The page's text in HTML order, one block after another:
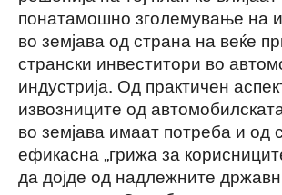
понатамошно зголемување на
во земјава од страна на веќе
странски инвеститори во
индустрија. Од практичен
извозниците од
во земјава имаат потреба и од
ефикасна „грижа за
да дојде од надлежните